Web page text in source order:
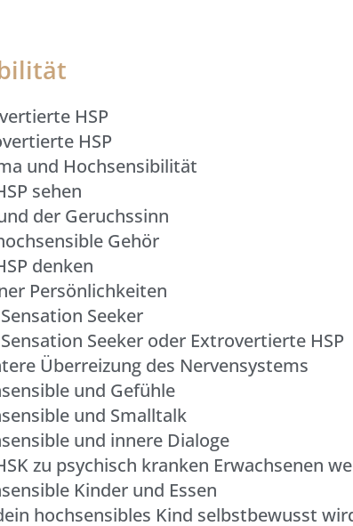
HSP
HSP
und Hochsensibilität
sehen
der Geruchssinn
Gehör
denken
Persönlichkeiten
Seeker
Seeker oder Extrovertierte HSP
Überreizung des Nervensystems
und Gefühle
und Smalltalk
und innere Dialoge
zu psychisch kranken Erwachsenen
Kinder und Essen
hochsensibles Kind selbstbewusst​